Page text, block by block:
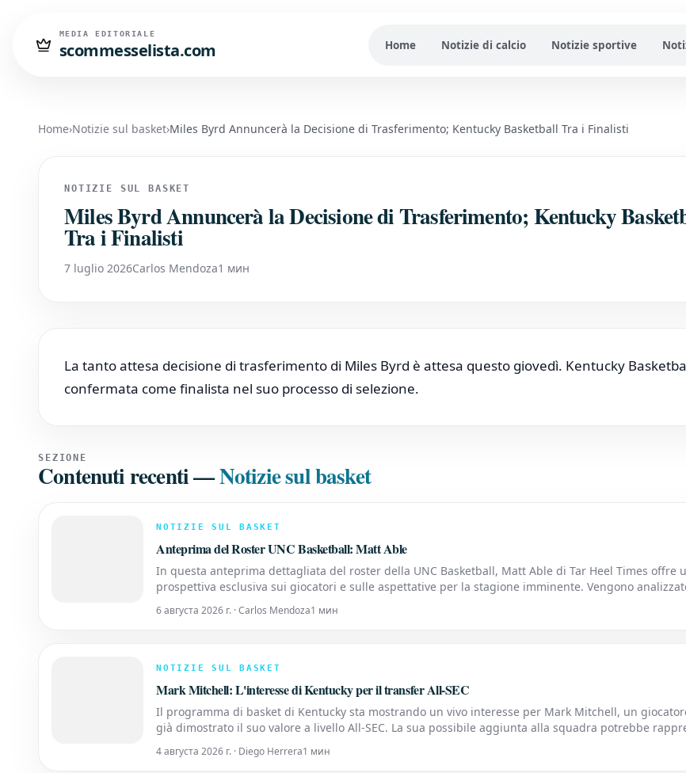
MEDIA EDITORIALE
scommesselista.com Home Notizie di calcio Notizie sportive
Home›Notizie sul basket›Miles Byrd Annuncerà la Decisione di Trasferimento; Kentucky Basketball Tra i Finalisti
NOTIZIE SUL BASKET
Miles Byrd Annuncerà la Decisione di Trasferimento; Kentucky
Tra i Finalisti
7 luglio 2026Carlos Mendoza1 мин
La tanto attesa decisione di trasferimento di Miles Byrd è attesa questo giovedì. Kentucky
confermata come finalista nel suo processo di selezione.
SEZIONE
Contenuti recenti—Notizie sul basket
NOTIZIE SUL BASKET
Anteprima del Roster UNC Basketball: Matt Able
In questa anteprima dettagliata del roster della UNC Basketball, Matt Able di Tar Heel Times offre
prospettiva esclusiva sui giocatori e sulle aspettative per la stagione imminente. Vengono
dinamiche della squadra, i talenti emergenti e le potenziali strategie che l'allenator
6 августа 2026 г. · Carlos Mendoza1 мин
NOTIZIE SUL BASKET
Mark Mitchell: L'interesse di Kentucky per il transfer All-SEC
Il programma di basket di Kentucky sta mostrando un vivo interesse per Mark Mitchell, un
già dimostrato il suo valore a livello All-SEC. La sua possibile aggiunta alla squadra potrebbe
un notevole rinforzo. Mark Mitchell: Un Potenziale Big Play per Kentucky
4 августа 2026 г. · Diego Herrera1 мин